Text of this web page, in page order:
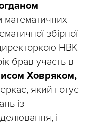
математичних
збірної
НВК
брав участь в
Ховряком,
який готує
із
і